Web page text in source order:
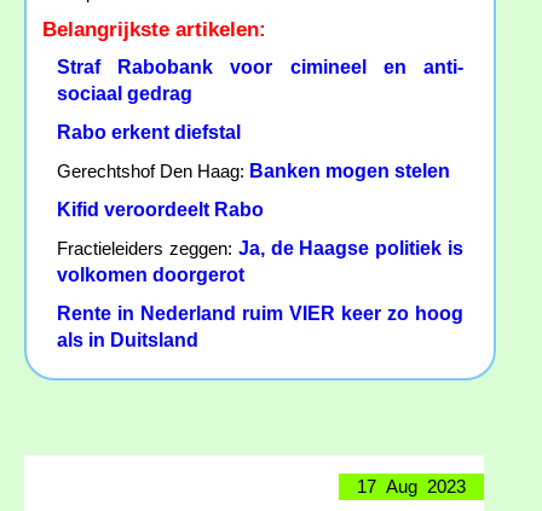
Belangrijkste artikelen:
Straf Rabobank voor cimineel en anti-
sociaal gedrag
Rabo erkent diefstal
Gerechtshof Den Haag: Banken mogen stelen
Kifid veroordeelt Rabo
Fractieleiders zeggen: Ja, de Haagse politiek is
volkomen doorgerot
Rente in Nederland ruim VIER keer zo hoog
als in Duitsland
17 Aug 2023